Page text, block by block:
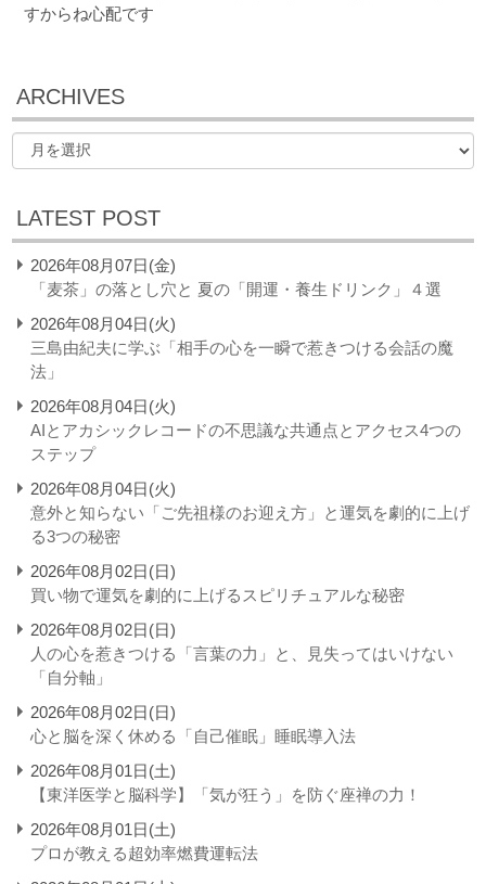
すからね心配です
ARCHIVES
LATEST POST
2026年08月07日(金)
「麦茶」の落とし穴と 夏の「開運・養生ドリンク」４選
2026年08月04日(火)
三島由紀夫に学ぶ「相手の心を一瞬で惹きつける会話の魔
法」
2026年08月04日(火)
AIとアカシックレコードの不思議な共通点とアクセス4つの
ステップ
2026年08月04日(火)
意外と知らない「ご先祖様のお迎え方」と運気を劇的に上げ
る3つの秘密
2026年08月02日(日)
買い物で運気を劇的に上げるスピリチュアルな秘密
2026年08月02日(日)
人の心を惹きつける「言葉の力」と、見失ってはいけない
「自分軸」
2026年08月02日(日)
心と脳を深く休める「自己催眠」睡眠導入法
2026年08月01日(土)
【東洋医学と脳科学】「気が狂う」を防ぐ座禅の力！
2026年08月01日(土)
プロが教える超効率燃費運転法